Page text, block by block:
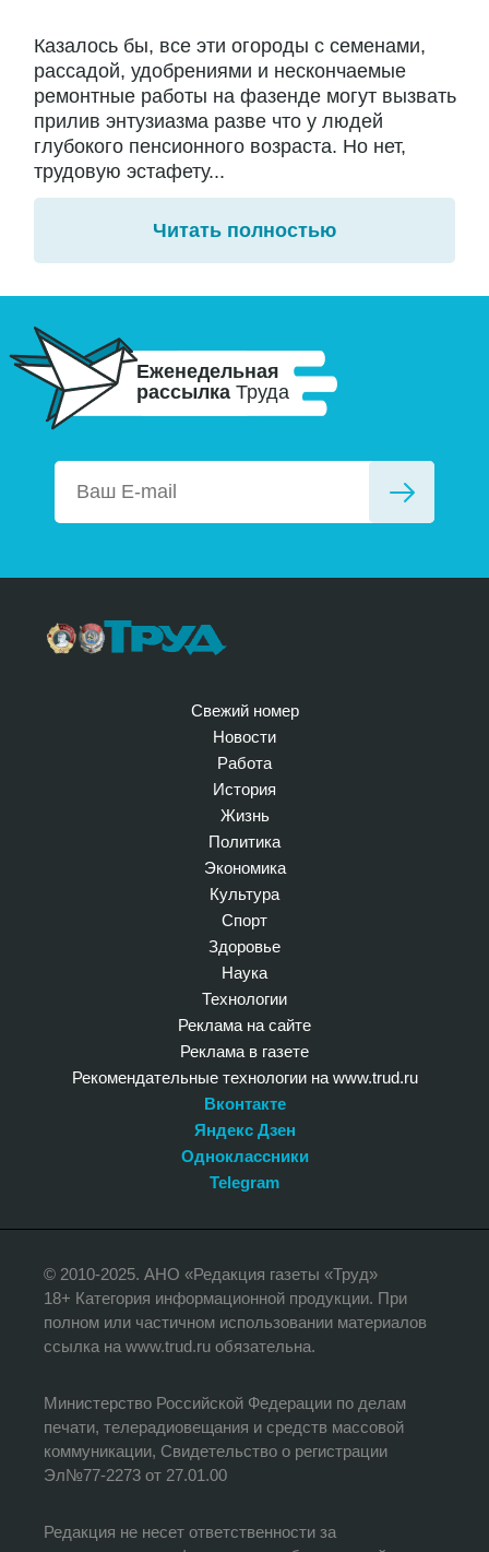
Казалось бы, все эти огороды с семенами,
рассадой, удобрениями и нескончаемые
ремонтные работы на фазенде могут вызвать
прилив энтузиазма разве что у людей
глубокого пенсионного возраста. Но нет,
трудовую эстафету...
Читать полностью
Еженедельная
рассылка Труда
Свежий номер
Новости
Работа
История
Жизнь
Политика
Экономика
Культура
Спорт
Здоровье
Наука
Технологии
Реклама на сайте
Реклама в газете
Рекомендательные технологии на www.trud.ru
Вконтакте
Яндекс Дзен
Одноклассники
Telegram
© 2010-2025. АНО «Редакция газеты «Труд»
18+ Категория информационной продукции. При
полном или частичном использовании материалов
ссылка на www.trud.ru обязательна.
Министерство Российской Федерации по делам
печати, телерадиовещания и средств массовой
коммуникации, Свидетельство о регистрации
Эл№77-2273 от 27.01.00
Редакция не несет ответственности за